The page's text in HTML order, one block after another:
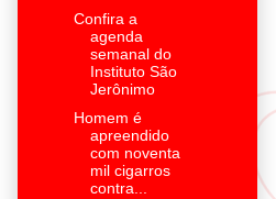
Confira a
agenda
semanal do
Instituto São
Jerônimo
Homem é
apreendido
com noventa
mil cigarros
contra...